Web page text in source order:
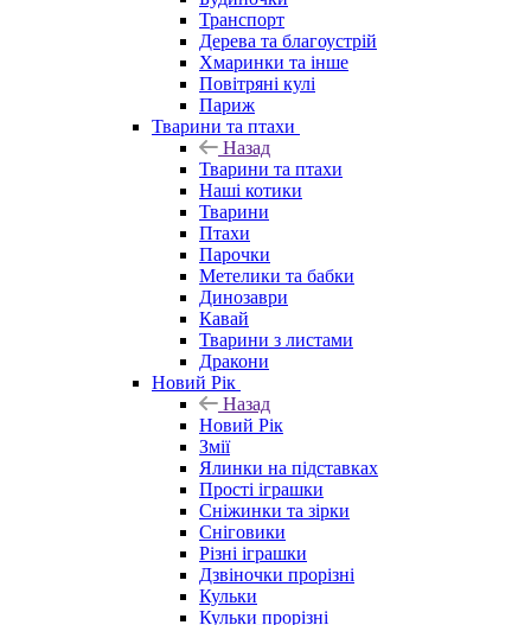
Транспорт
Дерева та благоустрій
Хмаринки та інше
Повітряні кулі
Париж
Тварини та птахи
Назад
Тварини та птахи
Наші котики
Тварини
Птахи
Парочки
Метелики та бабки
Динозаври
Кавай
Тварини з листами
Дракони
Новий Рік
Назад
Новий Рік
Змії
Ялинки на підставках
Прості іграшки
Сніжинки та зірки
Сніговики
Різні іграшки
Дзвіночки прорізні
Кульки
Кульки прорізні